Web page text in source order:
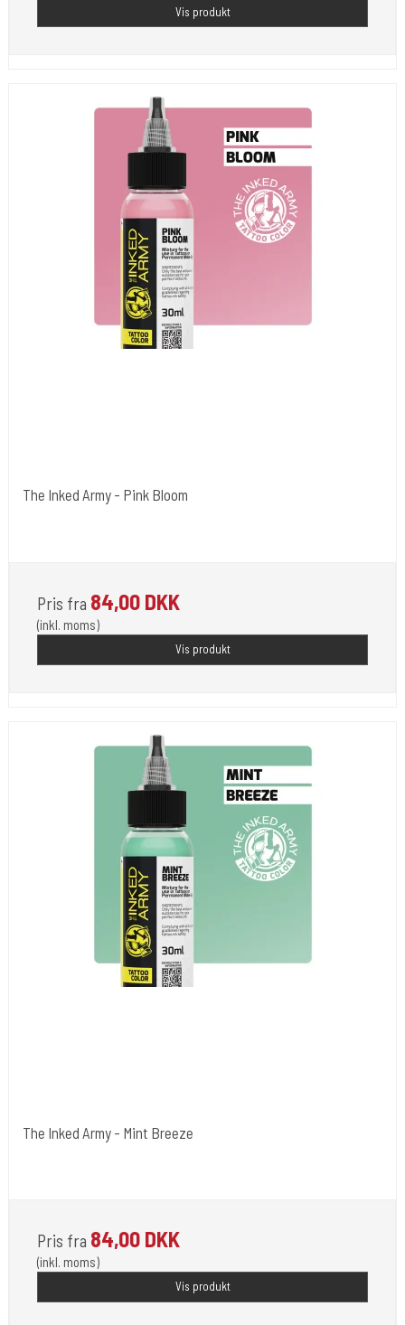
Vis produkt
The Inked Army - Pink Bloom
Pris fra 84,00 DKK
(inkl. moms)
Vis produkt
The Inked Army - Mint Breeze
Pris fra 84,00 DKK
(inkl. moms)
Vis produkt